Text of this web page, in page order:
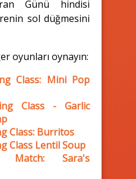
Günü hindisi
sol düğmesini
oyunları oynayın:
Class: Mini Pop
Class - Garlic
Class: Burritos
Class Lentil Soup
Match: Sara's